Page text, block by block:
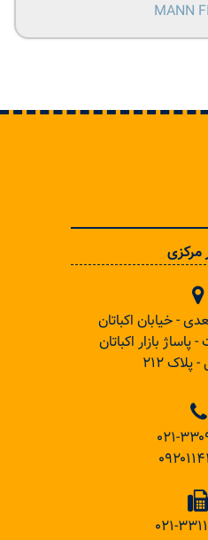
MANN
مرکزی
- خیابان اکباتان
بازار اکباتان
۲۱۲